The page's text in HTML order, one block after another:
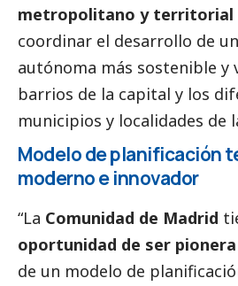
metropolitano y territorial
coordinar el desarrollo de
autónoma más sostenible y
barrios de la capital y los
municipios y localidades de
Modelo de planificación
moderno e innovador
“La Comunidad de Madrid
oportunidad de ser pionera
de un modelo de